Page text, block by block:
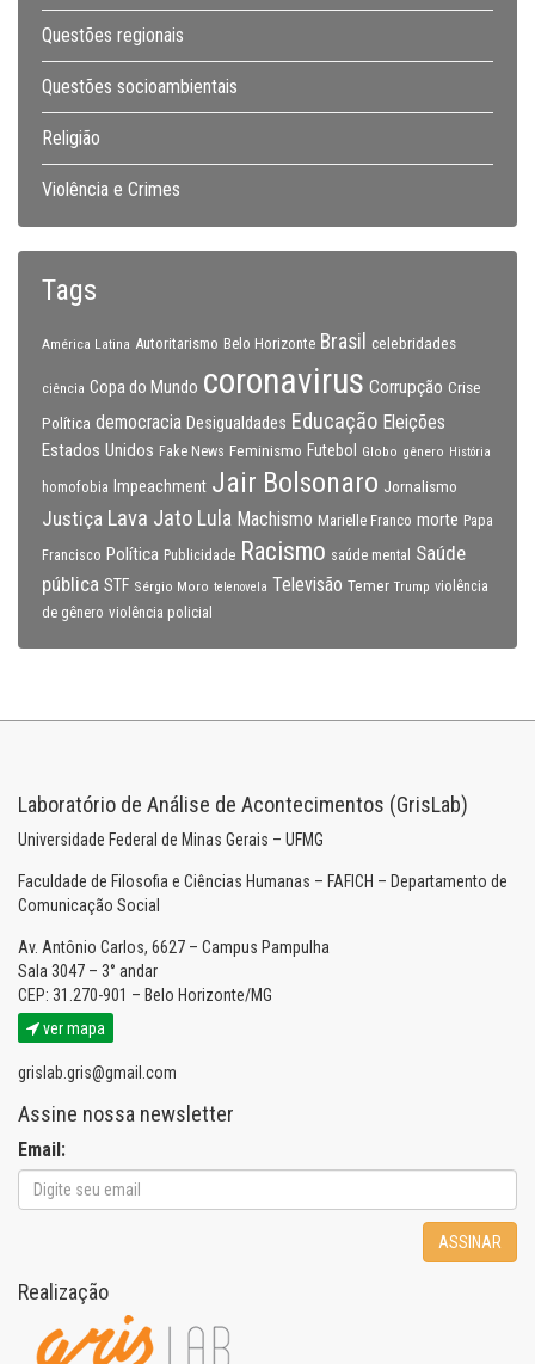
Questões regionais
Questões socioambientais
Religião
Violência e Crimes
Tags
América Latina Autoritarismo Belo Horizonte Brasil celebridades
ciência Copa do Mundo coronavirus Corrupção Crise
Política democracia Desigualdades Educação Eleições
Estados Unidos Fake News Feminismo Futebol Globo gênero História
homofobia Impeachment Jair Bolsonaro Jornalismo
Justiça Lava Jato Lula Machismo Marielle Franco morte Papa
Francisco Política Publicidade Racismo saúde mental
Saúde
pública STF Sérgio Moro telenovela Televisão Temer Trump violência
de gênero violência policial
Laboratório de Análise de Acontecimentos (GrisLab)
Universidade Federal de Minas Gerais – UFMG
Faculdade de Filosofia e Ciências Humanas – FAFICH – Departamento de
Comunicação Social
Av. Antônio Carlos, 6627 – Campus Pampulha
Sala 3047 – 3° andar
CEP: 31.270-901 – Belo Horizonte/MG
ver mapa
grislab.gris@gmail.com
Assine nossa newsletter
Email:
ASSINAR
Realização